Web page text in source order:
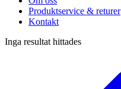
Produktservice & returer
Kontakt
Inga resultat hittades